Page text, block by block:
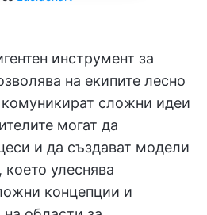
инструмент за
на екипите лесно
сложни идеи
могат да
и да създават модели
улеснява
концепции и